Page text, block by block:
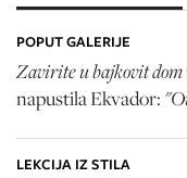
POPUT GALERIJE
Zavirite u bajkovit dom
napustila Ekvador:
LEKCIJA IZ STILA